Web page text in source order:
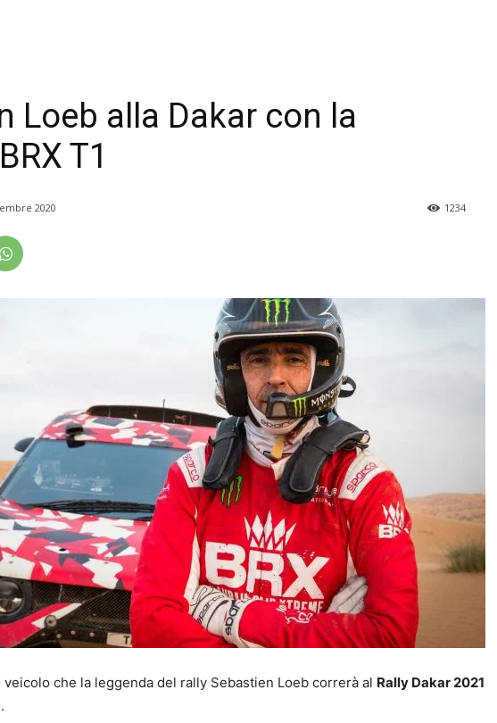
Loeb alla Dakar con la
T1
2020 1234
veicolo che la leggenda del rally Sebastien Loeb correrà al Rally Dakar 2021